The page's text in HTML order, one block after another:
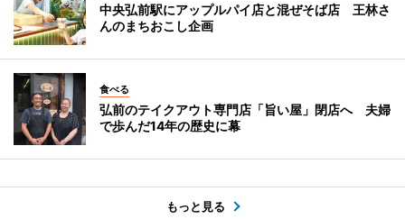
中央弘前駅にアップルパイ店と混ぜそば店 王林さ
んのまちおこし企画
食べる
弘前のテイクアウト専門店「旨い屋」閉店へ 夫婦
で歩んだ14年の歴史に幕
もっと見る